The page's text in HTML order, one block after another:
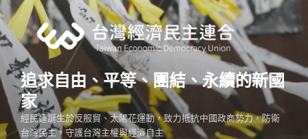
跳
至
主
內
容
追求自由、平等、團結、永續的新國
家
經民連誕生於反服貿、太陽花運動，致力抵抗中國政商勢力，防衛
台灣民主，守護台灣主權與經濟自主